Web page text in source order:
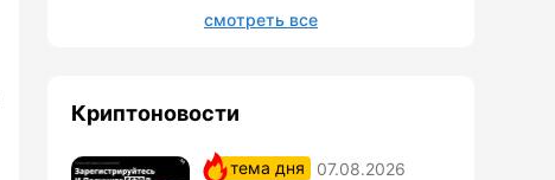
смотреть все
Криптоновости
тема дня
07.08.2026